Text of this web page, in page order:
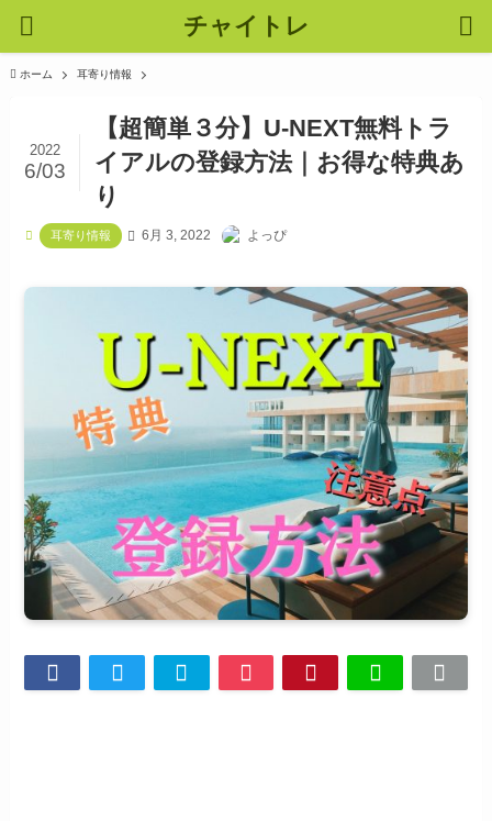
チャイトレ
ホーム 耳寄り情報
【超簡単３分】U-NEXT無料トラ
イアルの登録方法｜お得な特典あ
り
2022
6/03
耳寄り情報 6月 3, 2022 よっぴ